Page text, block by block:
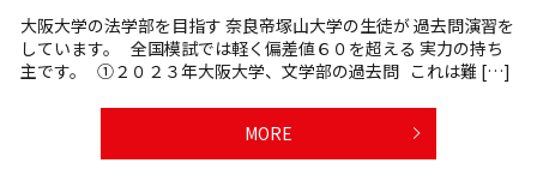
大阪大学の法学部を目指す 奈良帝塚山大学の生徒が 過去問演習を
しています。 全国模試では軽く偏差値６０を超える 実力の持ち
主です。 ①２０２３年大阪大学、文学部の過去問 これは難 […]
MORE